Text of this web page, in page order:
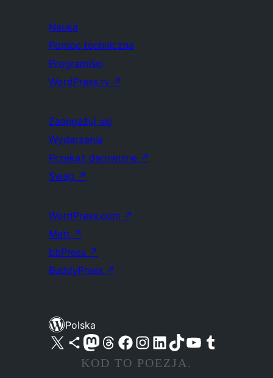
Nauka
Pomoc techniczna
Programiści
WordPress.tv ↗
Zaangażuj się
Wydarzenia
Przekaż darowiznę ↗
Swag ↗
WordPress.com ↗
Matt ↗
bbPress ↗
BuddyPress ↗
Polska
Odwiedź nasze konto X (dawniej Twitter)
Odwiedź nasze konto Bluesky
Odwiedź nasze konto na Mastodoncie
Odwiedź naszego Threadsa
Odwiedź naszego Facebooka
Odwiedź nasze konto na Instagramie
Odwiedź nasze konto na LinkedIn
Odwiedź naszego TikToka
Odwiedź nasz kanał YouTube
Odwiedź naszego Tumblra
KOD TO POEZJA.